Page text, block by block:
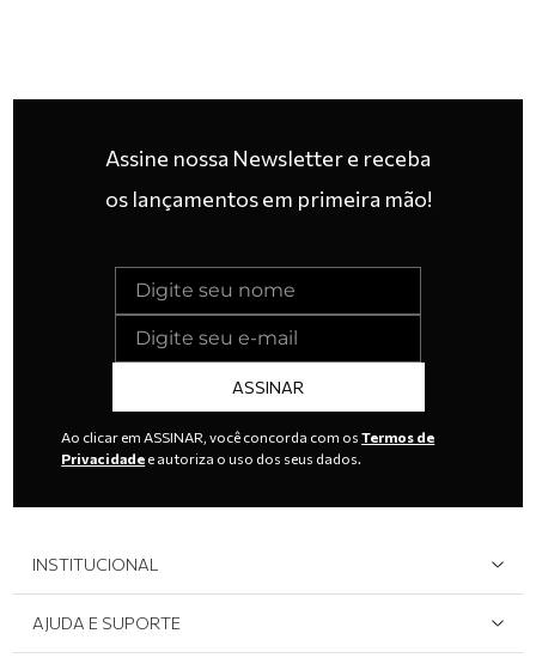
Assine nossa Newsletter e receba
os lançamentos em primeira mão!
ASSINAR
Ao clicar em ASSINAR, você concorda com osTermos de
Privacidade e autoriza o uso dos seus dados.
INSTITUCIONAL
Área do Lojista
AJUDA E SUPORTE